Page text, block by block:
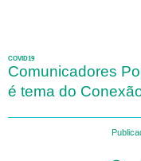
COVID19
Comunicadores
é tema do